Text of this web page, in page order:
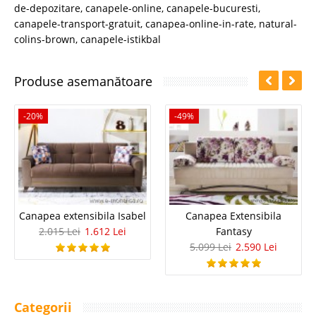
de-depozitare, canapele-online, canapele-bucuresti,
canapele-transport-gratuit, canapea-online-in-rate, natural-
colins-brown, canapele-istikbal
Produse asemanătoare
-20%
Canapea extensibila Isabel
2.015 Lei 1.612 Lei
-49%
Canapea Extensibila
Fantasy
5.099 Lei 2.590 Lei
Categorii